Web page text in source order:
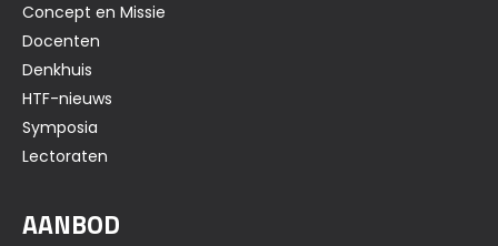
Concept en Missie
Docenten
Denkhuis
HTF-nieuws
Symposia
Lectoraten
AANBOD